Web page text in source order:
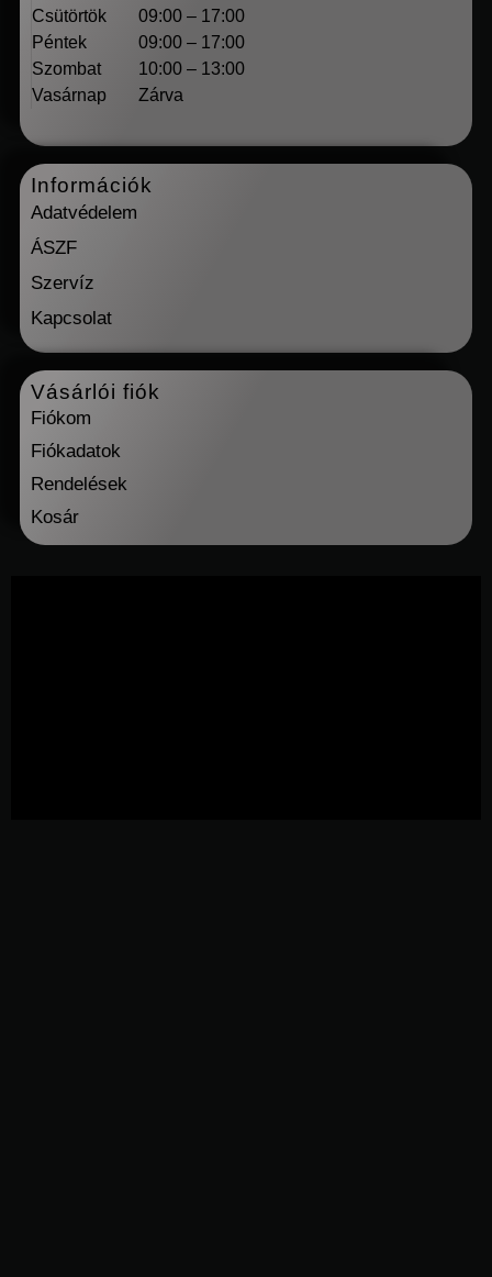
Csütörtök
09:00 – 17:00
Péntek
09:00 – 17:00
Szombat
10:00 – 13:00
Vasárnap
Zárva
Információk
Adatvédelem
ÁSZF
Szervíz
Kapcsolat
Vásárlói fiók
Fiókom
Fiókadatok
Rendelések
Kosár